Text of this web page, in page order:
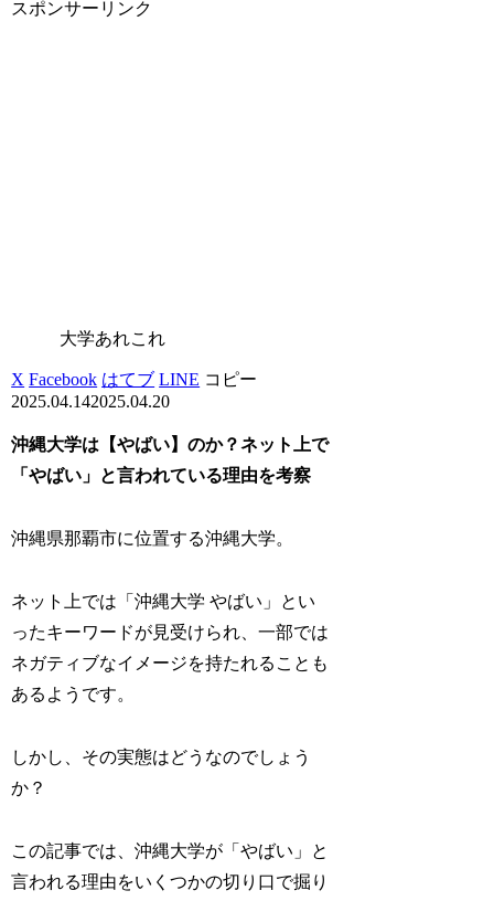
スポンサーリンク
大学あれこれ
X Facebook はてブ LINE コピー
2025.04.142025.04.20
沖縄大学は【やばい】のか？ネット上で
「やばい」と言われている理由を考察
沖縄県那覇市に位置する沖縄大学。
ネット上では「沖縄大学 やばい」とい
ったキーワードが見受けられ、一部では
ネガティブなイメージを持たれることも
あるようです。
しかし、その実態はどうなのでしょう
か？
この記事では、沖縄大学が「やばい」と
言われる理由をいくつかの切り口で掘り